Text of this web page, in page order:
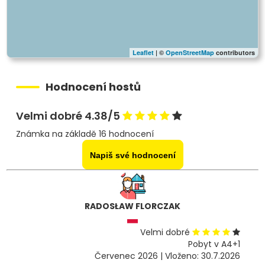
Leaflet | ©OpenStreetMap contributors
Hodnocení hostů
Velmi dobré 4.38/5
Známka na základě 16 hodnocení
Napiš své hodnocení
RADOSŁAW FLORCZAK
Velmi dobré
Pobyt v A4+1
Červenec 2026 | Vloženo: 30.7.2026